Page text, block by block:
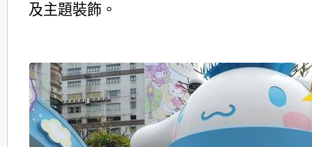
及主題裝飾。